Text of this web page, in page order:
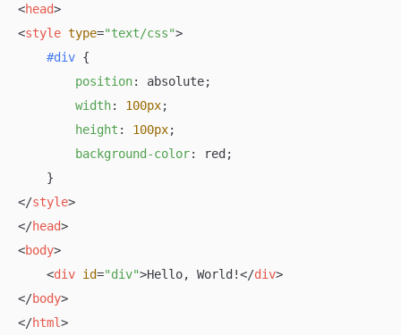
<head>
<style type="text/css">
#div {
position: absolute;
width: 100px;
height : 100px;
background-color: red;
</style>
</head>
<body>
<div id="div">Hello, World!</div>
</body>
</html>